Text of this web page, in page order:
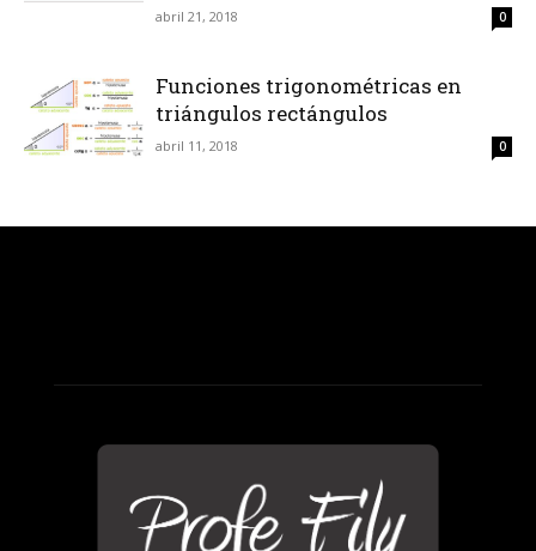
abril 21, 2018 0
Funciones trigonométricas en
triángulos rectángulos
abril 11, 2018 0